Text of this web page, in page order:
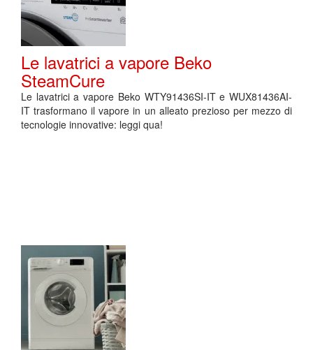
Le lavatrici a vapore Beko
SteamCure
Le lavatrici a vapore Beko WTY91436SI-IT e WUX81436AI-
IT trasformano il vapore in un alleato prezioso per mezzo di
tecnologie innovative: leggi qua!